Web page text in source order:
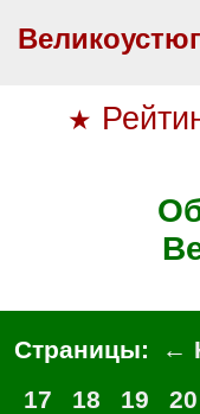
★
Страницы: ←
17
18 19 20